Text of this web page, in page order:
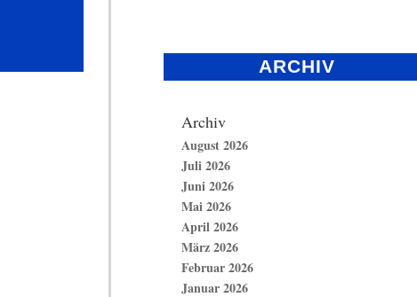
ARCHIV
Archiv
August 2026
Juli 2026
Juni 2026
Mai 2026
April 2026
März 2026
Februar 2026
Januar 2026